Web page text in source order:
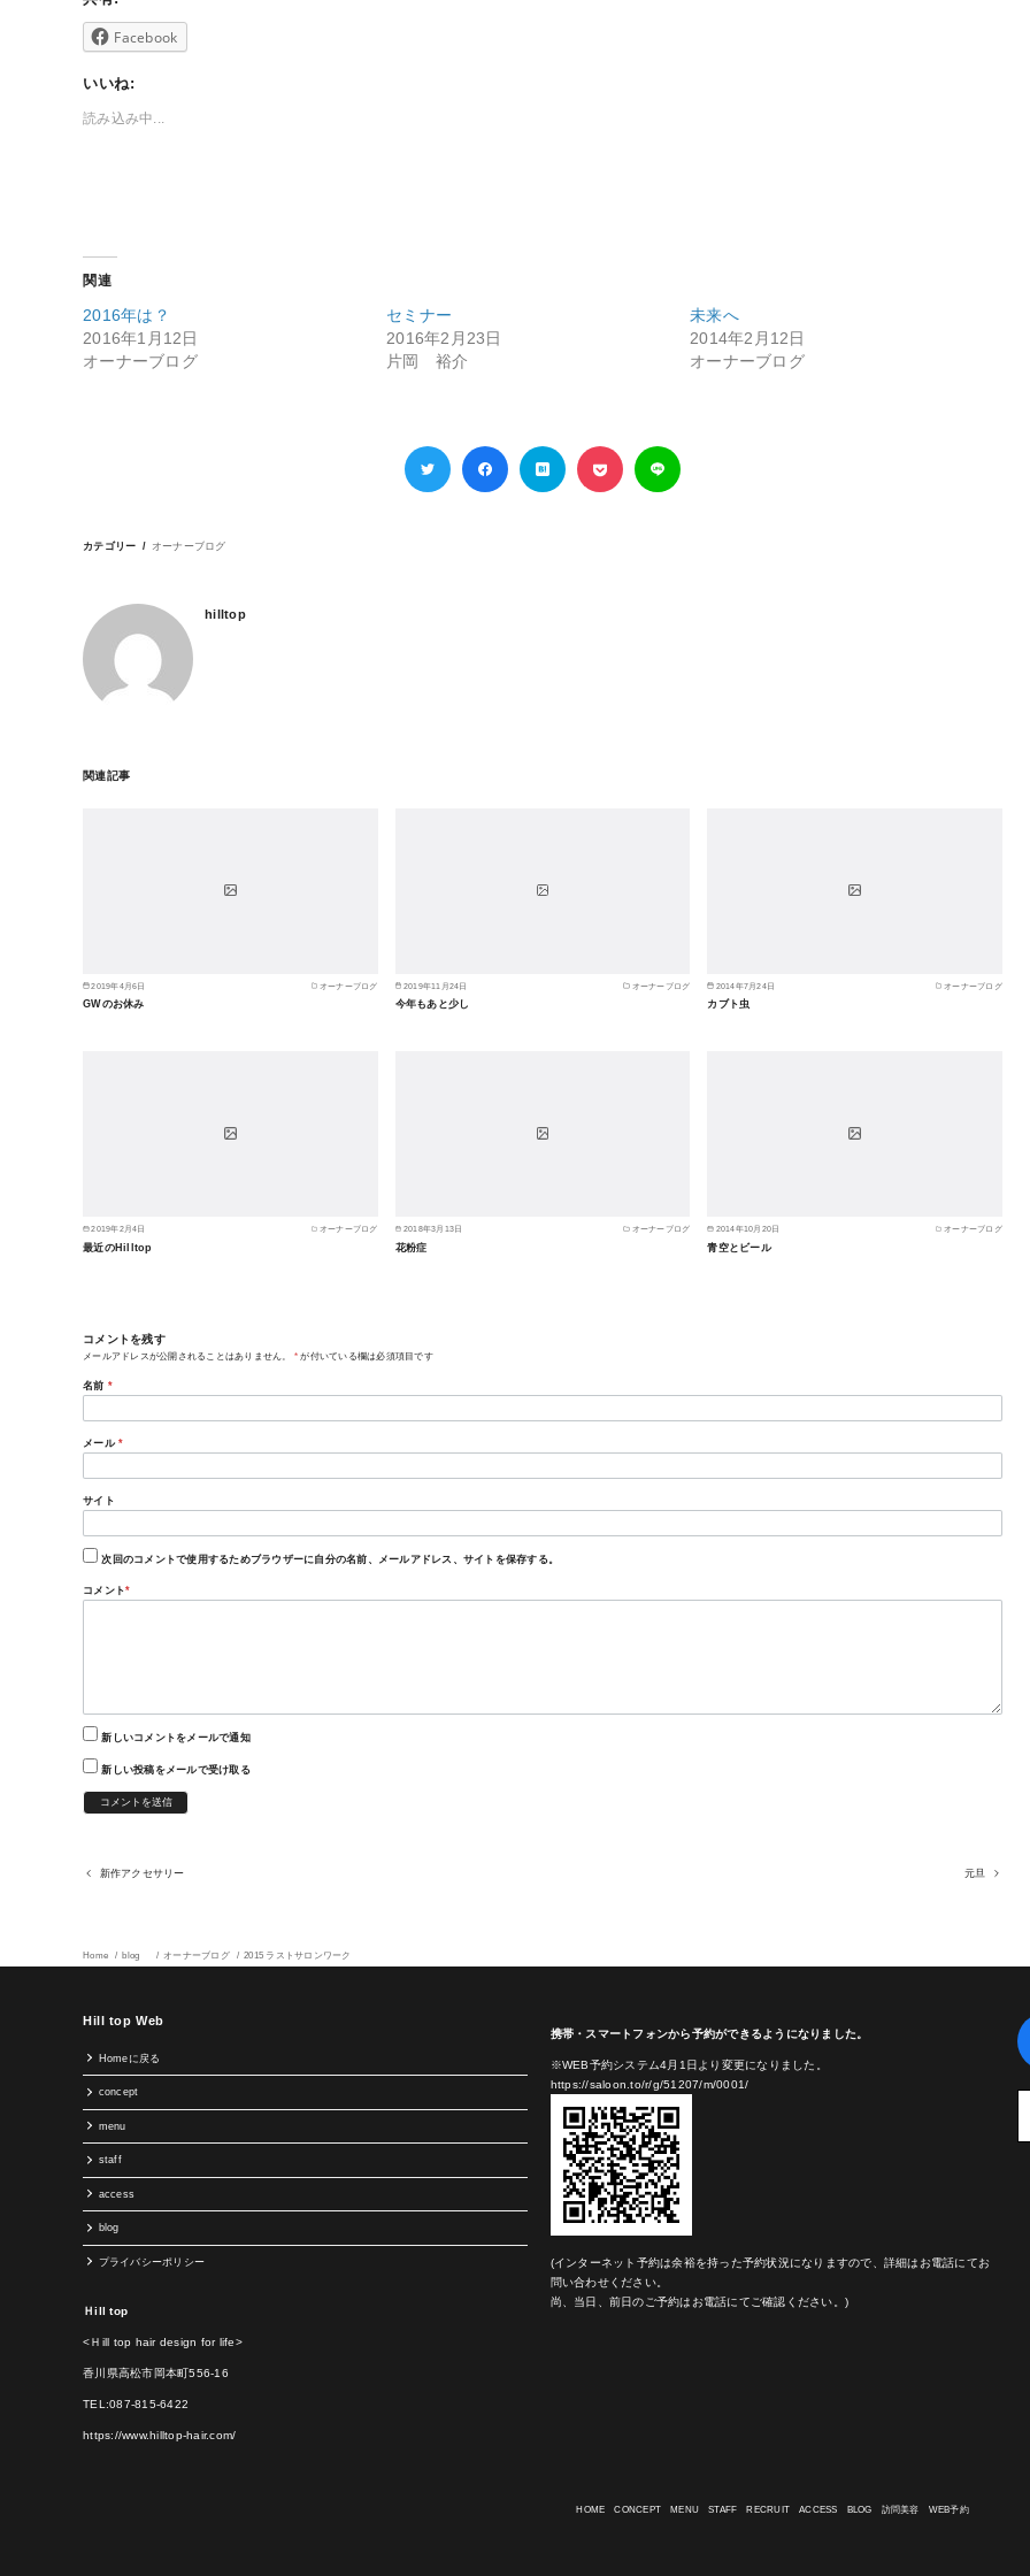
Facebook
いいね:
読み込み中...
関連
2016年は？
2016年1月12日
オーナーブログ
セミナー
2016年2月23日
片岡 裕介
未来へ
2014年2月12日
オーナーブログ
カテゴリー オーナーブログ
hilltop
関連記事
2019年4月6日 オーナーブログ
GWのお休み
2019年11月24日 オーナーブログ
今年もあと少し
2014年7月24日 オーナーブログ
カブト虫
2019年2月4日 オーナーブログ
最近のHilltop
2018年3月13日 オーナーブログ
花粉症
2014年10月20日 オーナーブログ
青空とビール
コメントを残す
メールアドレスが公開されることはありません。 * が付いている欄は必須項目です
名前 *
メール *
サイト
次回のコメントで使用するためブラウザーに自分の名前、メールアドレス、サイトを保存する。
コメント*
新しいコメントをメールで通知
新しい投稿をメールで受け取る
新作アクセサリー 元旦
Home blog オーナーブログ 2015 ラストサロンワーク
Hill top Web
Homeに戻る
concept
menu
staff
access
blog
プライバシーポリシー
Ｈill top
<Ｈill top hair design for life>
香川県高松市岡本町556-16
TEL:087-815-6422
https://www.hilltop-hair.com/
携帯・スマートフォンから予約ができるようになりました。
※WEB予約システム4月1日より変更になりました。
https://saloon.to/r/g/51207/m/0001/
(インターネット予約は余裕を持った予約状況になりますので、詳細はお電話にてお
問い合わせください。
尚、当日、前日のご予約はお電話にてご確認ください。)
HOME CONCEPT MENU STAFF RECRUIT ACCESS BLOG 訪問美容 WEB予約